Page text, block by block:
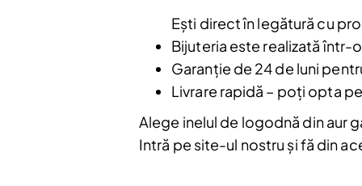
Ești direct în legătură cu
Bijuteria este realizată
Garanție de 24 de luni
Livrare rapidă – poți opta
Alege inelul de logodnă din aur
Intră pe site-ul nostru și fă din